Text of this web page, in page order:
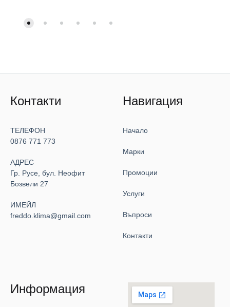
Контакти
ТЕЛЕФОН
0876 771 773
АДРЕС
Гр. Русе, бул. Неофит
Бозвели 27
ИМЕЙЛ
freddo.klima@gmail.com
Навигация
Начало
Марки
Промоции
Услуги
Въпроси
Контакти
Информация